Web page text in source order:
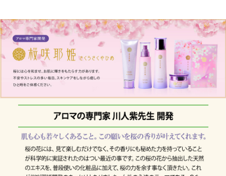
ご使用方法
1.洗顔後、化粧水でお肌を整えた後にご使用ください。 2.袋
からマスクを取り出し広げ、目、鼻、口の位置に合わせて、
お顔全体に密着させます。 3.そのまま15～20分程おいた後、
マスクをはがします。 4.お肌に残った美容液を手のひらでや
さしくなじませ、その後、クリーム等でお手入れをしてくだ
使用上の注意
お肌に異常が生じていないか、よく注意してご使用くださ